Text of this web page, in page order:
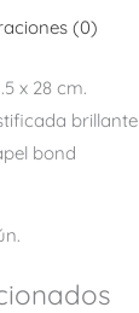
(0)
x 28 cm.
brillante
bond